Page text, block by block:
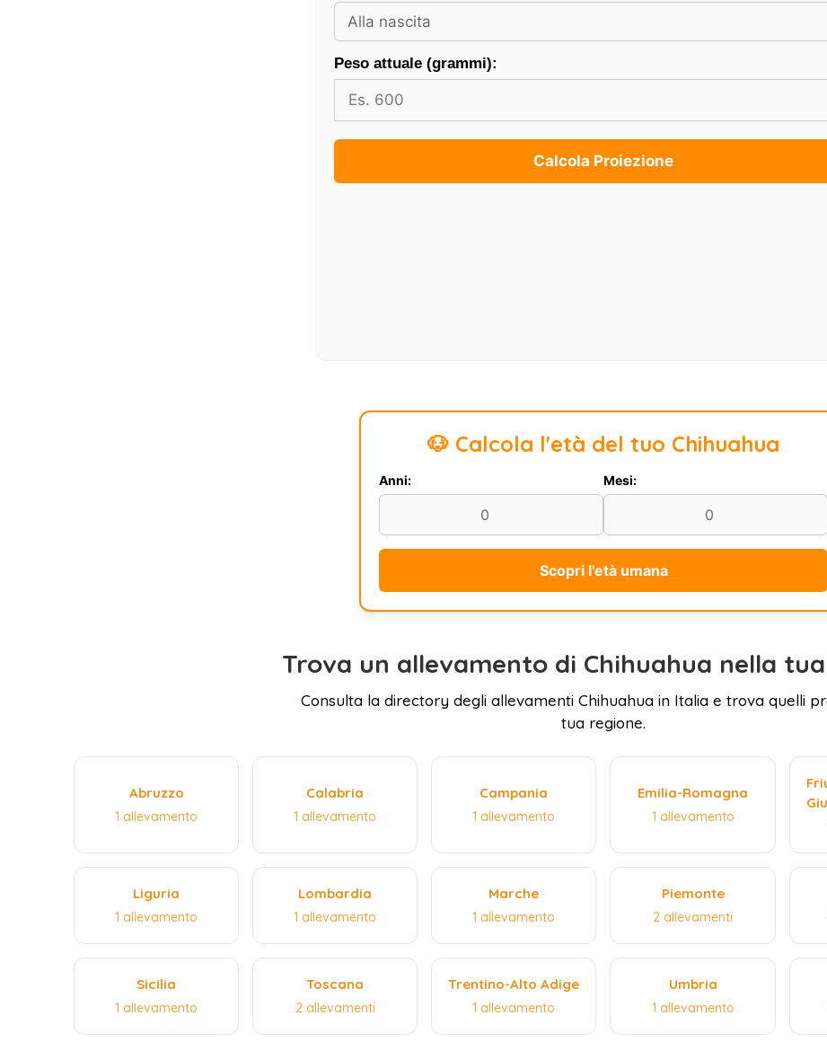
Peso attuale (grammi):
Calcola Proiezione
🐶 Calcola l'età del tuo Chihuahua
Anni: Mesi:
Scopri l'età umana
Trova un allevamento di Chihuahua nella
Consulta la directory degli allevamenti Chihuahua in Italia e trova quelli
tua regione.
Abruzzo
1 allevamento
Calabria
1 allevamento
Campania
1 allevamento
Emilia-Romagna
1 allevamento
Liguria
1 allevamento
Lombardia
1 allevamento
Marche
1 allevamento
Piemonte
2 allevamenti
Sicilia
1 allevamento
Toscana
2 allevamenti
Trentino-Alto Adige
1 allevamento
Umbria
1 allevamento